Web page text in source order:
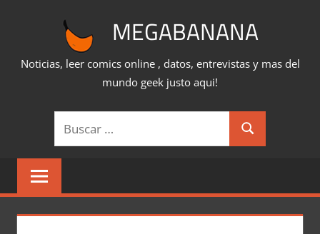
MEGABANANA
Noticias, leer comics online , datos, entrevistas y mas del
mundo geek justo aqui!
Buscar:
Buscar